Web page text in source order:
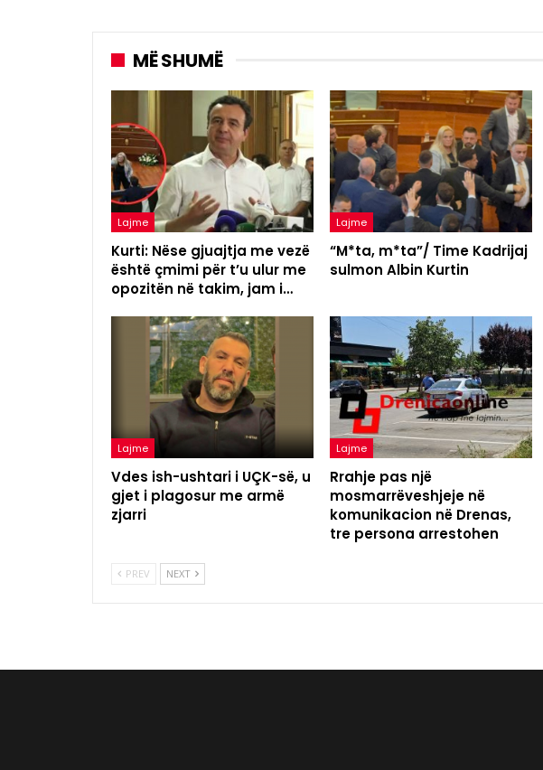
MË SHUMË
Lajme
Kurti: Nëse gjuajtja me vezë
është çmimi për t’u ulur me
opozitën në takim, jam i…
Lajme
“M*ta, m*ta”/ Time Kadrijaj
sulmon Albin Kurtin
Lajme
Vdes ish-ushtari i UÇK-së, u
gjet i plagosur me armë
zjarri
Lajme
Rrahje pas një
mosmarrëveshjeje në
komunikacion në Drenas,
tre persona arrestohen
PREV NEXT